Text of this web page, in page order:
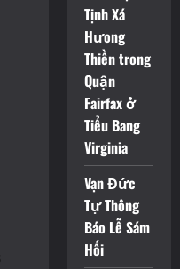
Tịnh Xá
Hưong
Thiền trong
Quận
Fairfax ở
Tiểu Bang
Virginia
Vạn Đức
Tự Thông
Báo Lễ Sám
Hối